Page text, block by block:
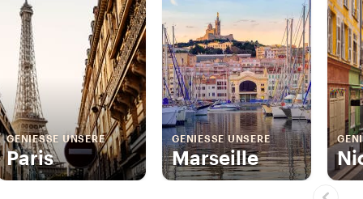
GENIESSE UNSERE
Paris
GENIESSE UNSERE
Marseille